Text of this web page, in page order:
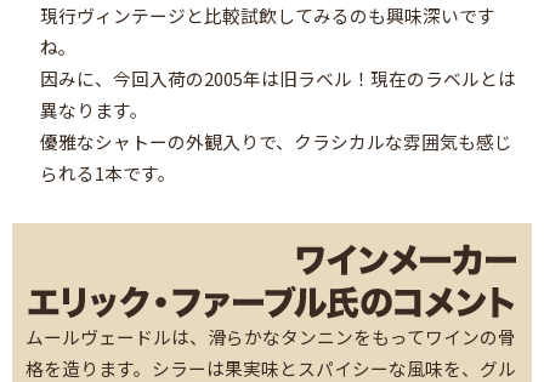
現行ヴィンテージと比較試飲してみるのも興味深いです
ね。
因みに、今回入荷の2005年は旧ラベル！現在のラベルとは
異なります。
優雅なシャトーの外観入りで、クラシカルな雰囲気も感じ
られる1本です。
ムールヴェードルは、滑らかなタンニンをもってワインの骨
格を造ります。シラーは果実味とスパイシーな風味を、グル